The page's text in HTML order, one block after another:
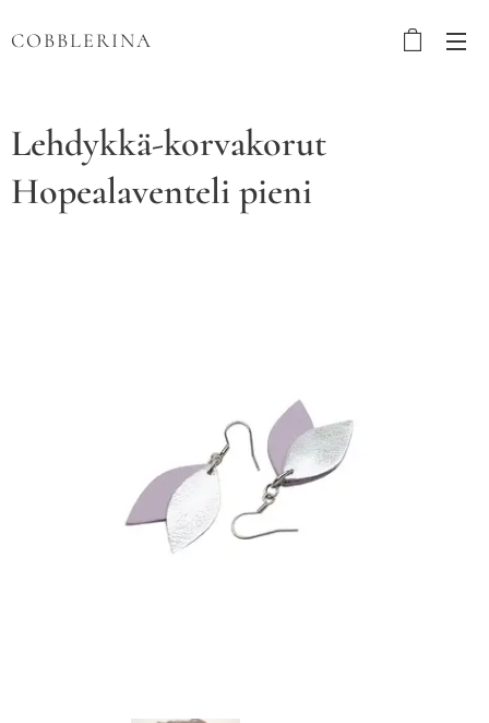
COBBLERINA
Lehdykkä-korvakorut
Hopealaventeli pieni